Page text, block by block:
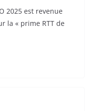
2025 est revenue
la « prime RTT de